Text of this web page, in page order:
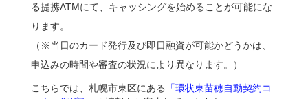
る提携ATMにて、キャッシングを始めることが可能にな
ります。
（※当日のカード発行及び即日融資が可能かどうかは、
申込みの時間や審査の状況により異なります。）
こちらでは、札幌市東区にある
「環状東苗穂自動契約コ